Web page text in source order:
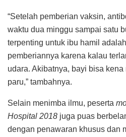
“Setelah pemberian vaksin,
waktu dua minggu sampai satu
terpenting untuk ibu hamil
pemberiannya karena kalau
udara. Akibatnya, bayi bisa
paru,” tambahnya.
Selain menimba ilmu, peserta
Hospital 2018 juga puas
dengan penawaran khusus dan